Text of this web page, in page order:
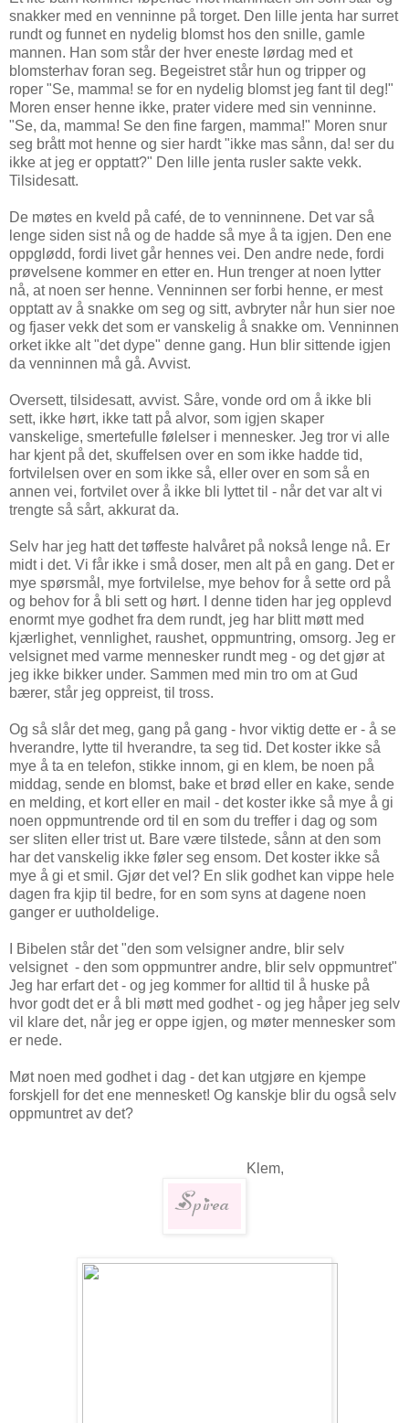
snakker med en venninne på torget. Den lille jenta har surret
rundt og funnet en nydelig blomst hos den snille, gamle
mannen. Han som står der hver eneste lørdag med et
blomsterhav foran seg. Begeistret står hun og tripper og
roper "Se, mamma! se for en nydelig blomst jeg fant til deg!"
Moren enser henne ikke, prater videre med sin venninne.
"Se, da, mamma! Se den fine fargen, mamma!" Moren snur
seg brått mot henne og sier hardt "ikke mas sånn, da! ser du
ikke at jeg er opptatt?" Den lille jenta rusler sakte vekk.
Tilsidesatt.
De møtes en kveld på café, de to venninnene. Det var så
lenge siden sist nå og de hadde så mye å ta igjen. Den ene
oppglødd, fordi livet går hennes vei. Den andre nede, fordi
prøvelsene kommer en etter en. Hun trenger at noen lytter
nå, at noen ser henne. Venninnen ser forbi henne, er mest
opptatt av å snakke om seg og sitt, avbryter når hun sier noe
og fjaser vekk det som er vanskelig å snakke om. Venninnen
orket ikke alt "det dype" denne gang. Hun blir sittende igjen
da venninnen må gå. Avvist.
Oversett, tilsidesatt, avvist. Såre, vonde ord om å ikke bli
sett, ikke hørt, ikke tatt på alvor, som igjen skaper
vanskelige, smertefulle følelser i mennesker. Jeg tror vi alle
har kjent på det, skuffelsen over en som ikke hadde tid,
fortvilelsen over en som ikke så, eller over en som så en
annen vei, fortvilet over å ikke bli lyttet til - når det var alt vi
trengte så sårt, akkurat da.
Selv har jeg hatt det tøffeste halvåret på nokså lenge nå. Er
midt i det. Vi får ikke i små doser, men alt på en gang. Det er
mye spørsmål, mye fortvilelse, mye behov for å sette ord på
og behov for å bli sett og hørt. I denne tiden har jeg opplevd
enormt mye godhet fra dem rundt, jeg har blitt møtt med
kjærlighet, vennlighet, raushet, oppmuntring, omsorg. Jeg er
velsignet med varme mennesker rundt meg - og det gjør at
jeg ikke bikker under. Sammen med min tro om at Gud
bærer, står jeg oppreist, til tross.
Og så slår det meg, gang på gang - hvor viktig dette er - å se
hverandre, lytte til hverandre, ta seg tid. Det koster ikke så
mye å ta en telefon, stikke innom, gi en klem, be noen på
middag, sende en blomst, bake et brød eller en kake, sende
en melding, et kort eller en mail - det koster ikke så mye å gi
noen oppmuntrende ord til en som du treffer i dag og som
ser sliten eller trist ut. Bare være tilstede, sånn at den som
har det vanskelig ikke føler seg ensom. Det koster ikke så
mye å gi et smil. Gjør det vel? En slik godhet kan vippe hele
dagen fra kjip til bedre, for en som syns at dagene noen
ganger er uutholdelige.
I Bibelen står det "den som velsigner andre, blir selv
velsignet - den som oppmuntrer andre, blir selv oppmuntret"
Jeg har erfart det - og jeg kommer for alltid til å huske på
hvor godt det er å bli møtt med godhet - og jeg håper jeg selv
vil klare det, når jeg er oppe igjen, og møter mennesker som
er nede.
Møt noen med godhet i dag - det kan utgjøre en kjempe
forskjell for det ene mennesket! Og kanskje blir du også selv
oppmuntret av det?
Klem,